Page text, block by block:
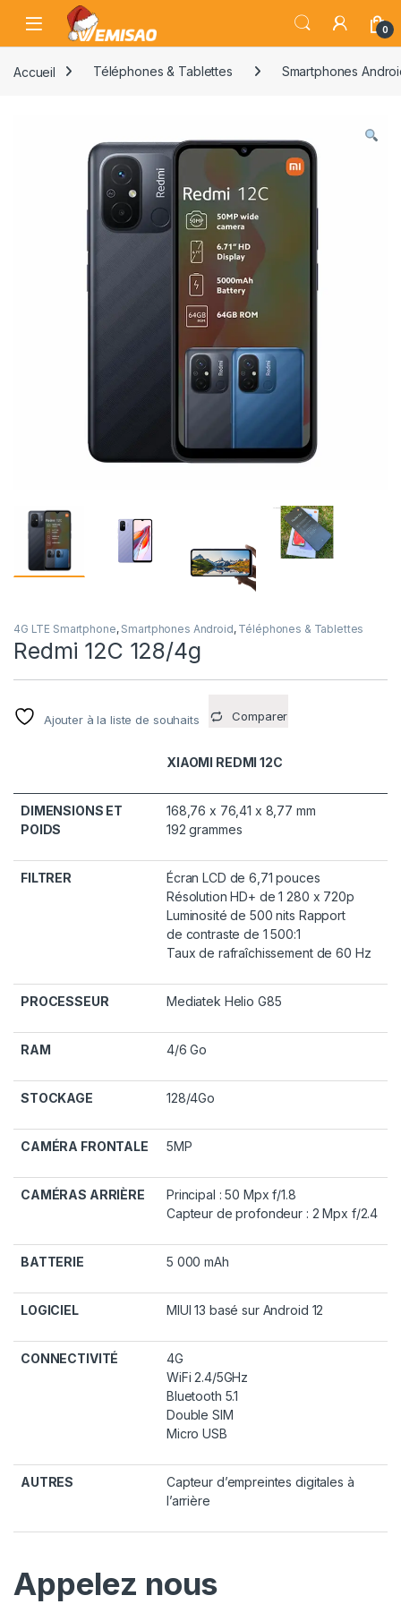
Skip to navigation
Skip to content
Open 0
Accueil Téléphones & Tablettes Smartphones
4G LTE Smartphone, Smartphones Android, Téléphones & Tablettes
Redmi 12C 128/4g
Ajouter à la liste de souhaits Comparer
XIAOMI REDMI 12C
DIMENSIONS ET
POIDS
168,76 x 76,41 x 8,77 mm
192 grammes
FILTRER
Écran LCD de 6,71 pouces
Résolution HD+ de 1 280 x 720p
Luminosité de 500 nits Rapport
de contraste de 1 500:1
Taux de rafraîchissement de 60 Hz
PROCESSEUR Mediatek Helio G85
RAM 4/6 Go
STOCKAGE 128/4Go
CAMÉRA FRONTALE 5MP
CAMÉRAS ARRIÈRE
Principal : 50 Mpx f/1.8
Capteur de profondeur : 2 Mpx f/2.4
BATTERIE 5 000 mAh
LOGICIEL MIUI 13 basé sur Android 12
CONNECTIVITÉ
4G
WiFi 2.4/5GHz
Bluetooth 5.1
Double SIM
Micro USB
AUTRES
Capteur d’empreintes digitales à
l’arrière
Appelez nous